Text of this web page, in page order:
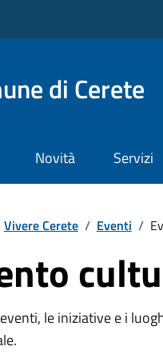
di Cerete
Novità Servizi
Vivere Cerete / Eventi /
le iniziative e i